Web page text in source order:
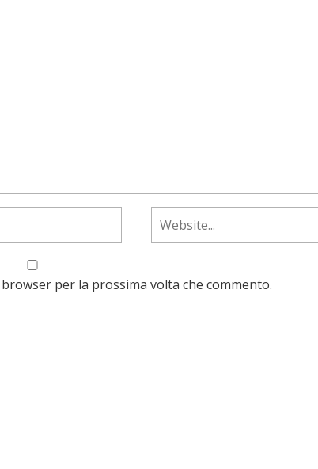
per la prossima volta che commento.